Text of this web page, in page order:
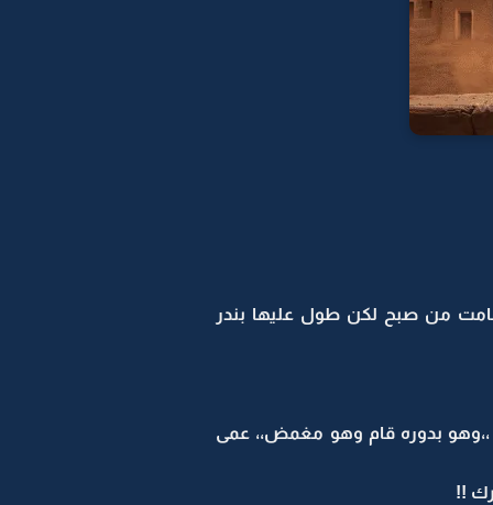
من صبح لكن طول عليها بندر
،،وهو بدوره قام وهو مغمض،، عمى
!!